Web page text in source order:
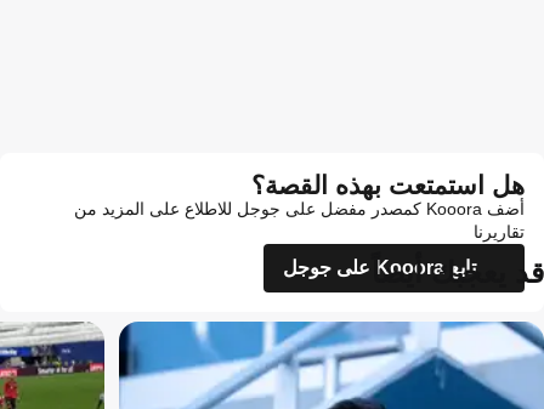
هل استمتعت بهذه القصة؟
أضف Kooora كمصدر مفضل على جوجل للاطلاع على المزيد من
تقاريرنا
تابع Kooora على جوجل
قد يعجبك أيضاً